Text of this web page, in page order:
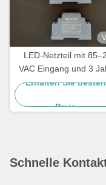
LED-Netzteil mit
VAC Eingang und 3
Garantie auf die
Erhalten Sie besten
Preis
Schnelle